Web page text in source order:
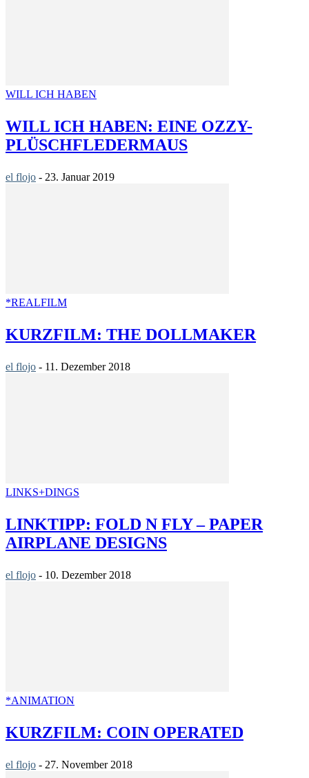
WILL ICH HABEN
WILL ICH HABEN: EINE OZZY-
PLÜSCHFLEDERMAUS
el flojo - 23. Januar 2019
*REALFILM
KURZFILM: THE DOLLMAKER
el flojo - 11. Dezember 2018
LINKS+DINGS
LINKTIPP: FOLD N FLY – PAPER
AIRPLANE DESIGNS
el flojo - 10. Dezember 2018
*ANIMATION
KURZFILM: COIN OPERATED
el flojo - 27. November 2018